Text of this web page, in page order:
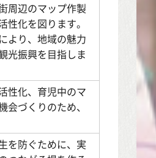
周辺のマップ作製
性化を図ります。
より、地域の魅力
光振興を目指しま
性化、育児中のマ
づくりのため、
を防ぐために、実